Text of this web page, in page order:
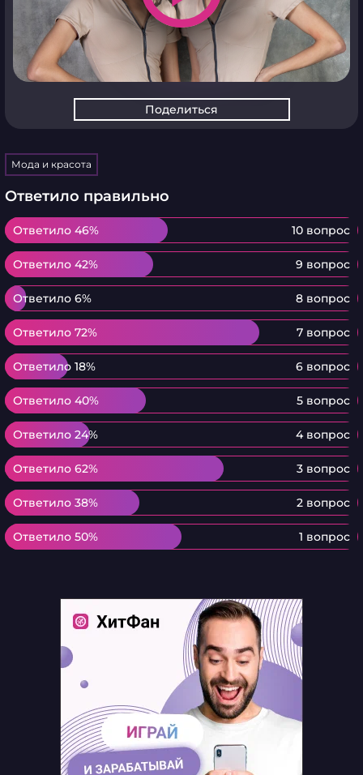
Поделиться
Мода и красота
Ответило правильно
Ответило 46% 10 вопрос
Ответило 46%
Ответило 42% 9 вопрос
Ответило 42%
Ответило 6% 8 вопрос
Ответило 6%
Ответило 72% 7 вопрос
Ответило 72%
Ответило 18% 6 вопрос
Ответило 18%
Ответило 40% 5 вопрос
Ответило 40%
Ответило 24% 4 вопрос
Ответило 24%
Ответило 62% 3 вопрос
Ответило 62%
Ответило 38% 2 вопрос
Ответило 38%
Ответило 50% 1 вопрос
Ответило 50%